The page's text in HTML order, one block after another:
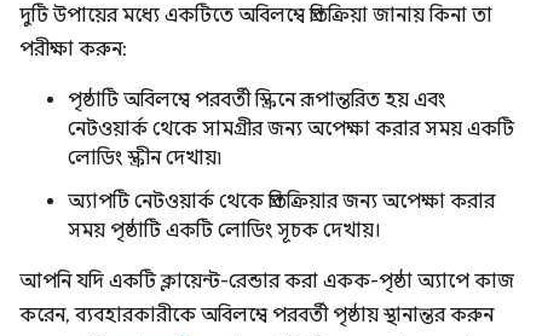
দুটি উপায়ের মধ্যে একটিতে অবিলম্বে প্রতিক্রিয়া জানায় কিনা তা
পরীক্ষা করুন:
পৃষ্ঠাটি অবিলম্বে পরবর্তী স্ক্রিনে রূপান্তরিত হয় এবং
নেটওয়ার্ক থেকে সামগ্রীর জন্য অপেক্ষা করার সময় একটি
লোডিং স্ক্রীন দেখায়৷
অ্যাপটি নেটওয়ার্ক থেকে প্রতিক্রিয়ার জন্য অপেক্ষা করার
সময় পৃষ্ঠাটি একটি লোডিং সূচক দেখায়।
আপনি যদি একটি ক্লায়েন্ট-রেন্ডার করা একক-পৃষ্ঠা অ্যাপে কাজ
করেন, ব্যবহারকারীকে অবিলম্বে পরবর্তী পৃষ্ঠায় স্থানান্তর করুন